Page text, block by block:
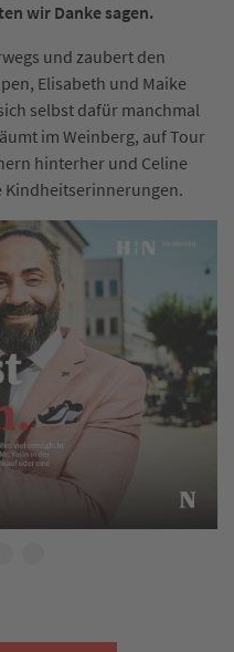
wir Danke sagen.
und zaubert den
Elisabeth und Maike
selbst dafür manchmal
im Weinberg, auf Tour
hinterher und Celine
Kindheitserinnerungen.